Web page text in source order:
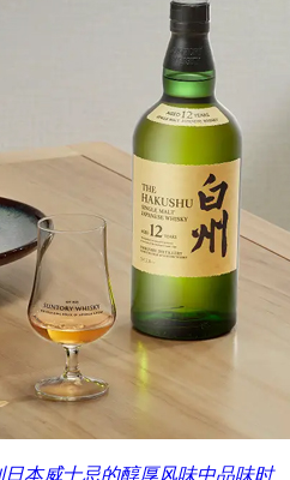
本威士忌的醇厚风味中品味时